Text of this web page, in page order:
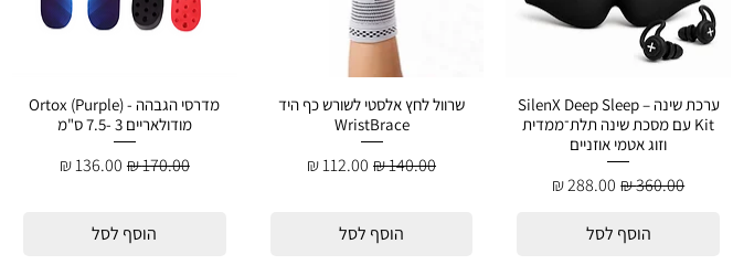
ערכת שינה – SilenX Deep Sleep
Kit עם מסכת שינה תלת־ממדית
וזוג אטמי אוזניים
מחיר רגיל‏360.00 ‏₪ מחיר מבצע
הוסף לסל
שרוול לחץ אלסטי לשורש כף היד
WristBrace
מחיר רגיל מחיר מבצע
הוסף לסל
מדרסי הגבהה - Ortox (Purple)
מודולאריים 3 -7.5 ס"מ
מחיר רגיל‏170.00 ‏₪ מחיר מבצע
הוסף לסל